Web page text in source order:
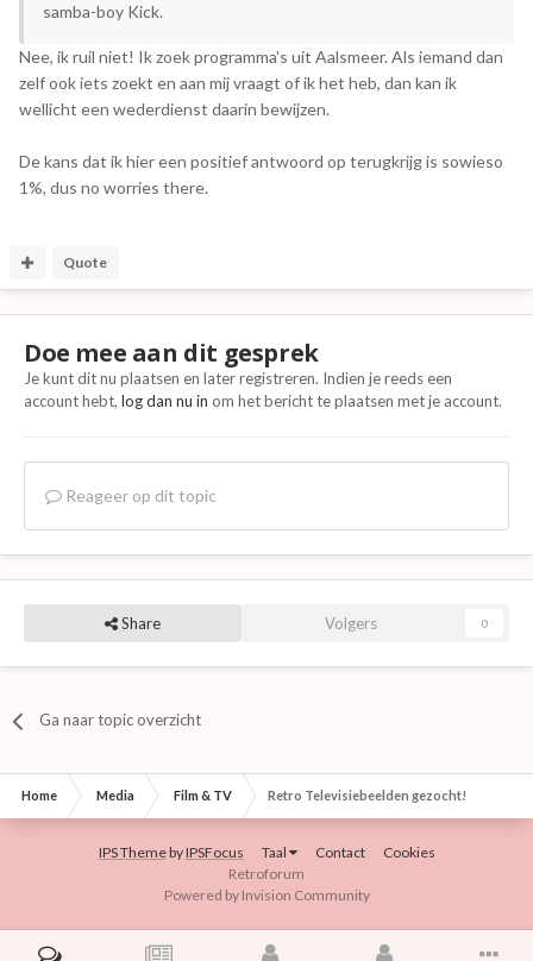
samba-boy Kick.
Nee, ik ruil niet! Ik zoek programma's uit Aalsmeer. Als iemand dan
zelf ook iets zoekt en aan mij vraagt of ik het heb, dan kan ik
wellicht een wederdienst daarin bewijzen.
De kans dat ik hier een positief antwoord op terugkrijg is sowieso
1%, dus no worries there.
Quote
Doe mee aan dit gesprek
Je kunt dit nu plaatsen en later registreren. Indien je reeds een
account hebt, log dan nu in om het bericht te plaatsen met je account.
Reageer op dit topic
Share Volgers 0
Ga naar topic overzicht
Home Media Film & TV Retro Televisiebeelden gezocht!
IPS ThemebyIPSFocus Taal Contact
Cookies
Retroforum
Powered by Invision Community